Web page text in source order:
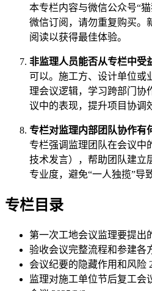
本专栏内容与微信公众号“
微信订阅，请勿重复购买。
阅读以获得最佳体验。
非监理人员能否从专栏中受
可以。施工方、设计单位或
理会议逻辑，学习跨部门协
议中的表现，提升项目协调
专栏对监理内部团队协作有
专栏强调监理团队在会议中
技术发言），帮助团队建立
专业度，避免“一人独揽”导
专栏目录
第一次工地会议监理要提出
验收会议完整流程和参建各
会议纪要的隐藏作用和风险
监理对施工单位节后复工会